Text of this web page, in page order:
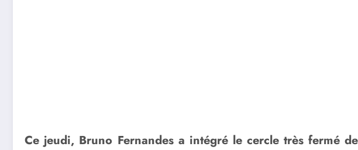
Ce jeudi, Bruno Fernandes a intégré le cercle très fermé